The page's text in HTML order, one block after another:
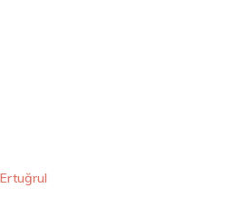
Ertuğrul